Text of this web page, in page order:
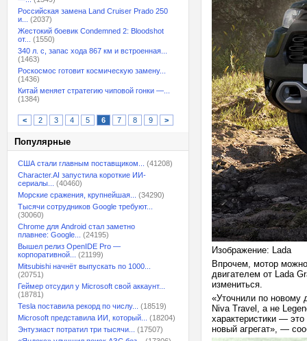
Российская замена Land Cruiser Prado 250
и...
(2037)
Жестокий боевик Condemned 2: Bloodshot
от...
(1550)
340 л. с, запас хода 867 км и встроенная...
(1463)
Роскосмос готовит космическую замену...
(1436)
Китай меняет стратегию чиповой гонки —...
(1384)
< 2 3 4 5 6 7 8 9 >
Популярные
США стали главным поставщиком...
(41208)
Character.AI запустила короткие ИИ-
сериалы...
(40460)
Морские сражения, крупнейшая...
(34290)
Тысячи сотрудников Google требуют...
(30060)
Chrome для Android стал заметно
плавнее: Google...
(24195)
Вышел релиз OpenIDE Pro —
корпоративной...
(21199)
Mitsubishi начнёт выпускать по 1000...
(20751)
Геймер отсудил у Microsoft свой аккаунт...
(18781)
Tesla поставила рекорд по числу...
(18519)
Microsoft представила ИИ, который...
(18204)
Энтузиаст потратил три тысячи...
(17507)
Изображение: Lada
Впрочем, мотор
двигателем от Lada
измениться.
«Уточнили по новому
Niva Travel, а не
характеристики —
новый агрегат», —